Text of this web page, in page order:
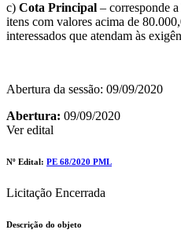
c) Cota Principal – corresponde
itens com valores acima de
interessados que atendam às
Abertura da sessão: 09/09/2020
Abertura: 09/09/2020
Ver edital
Nº Edital: PE 68/2020 PML
Licitação Encerrada
Descrição do objeto